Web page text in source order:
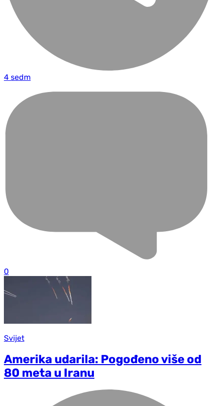
4 sedm
0
Svijet
Amerika udarila: Pogođeno više od
80 meta u Iranu